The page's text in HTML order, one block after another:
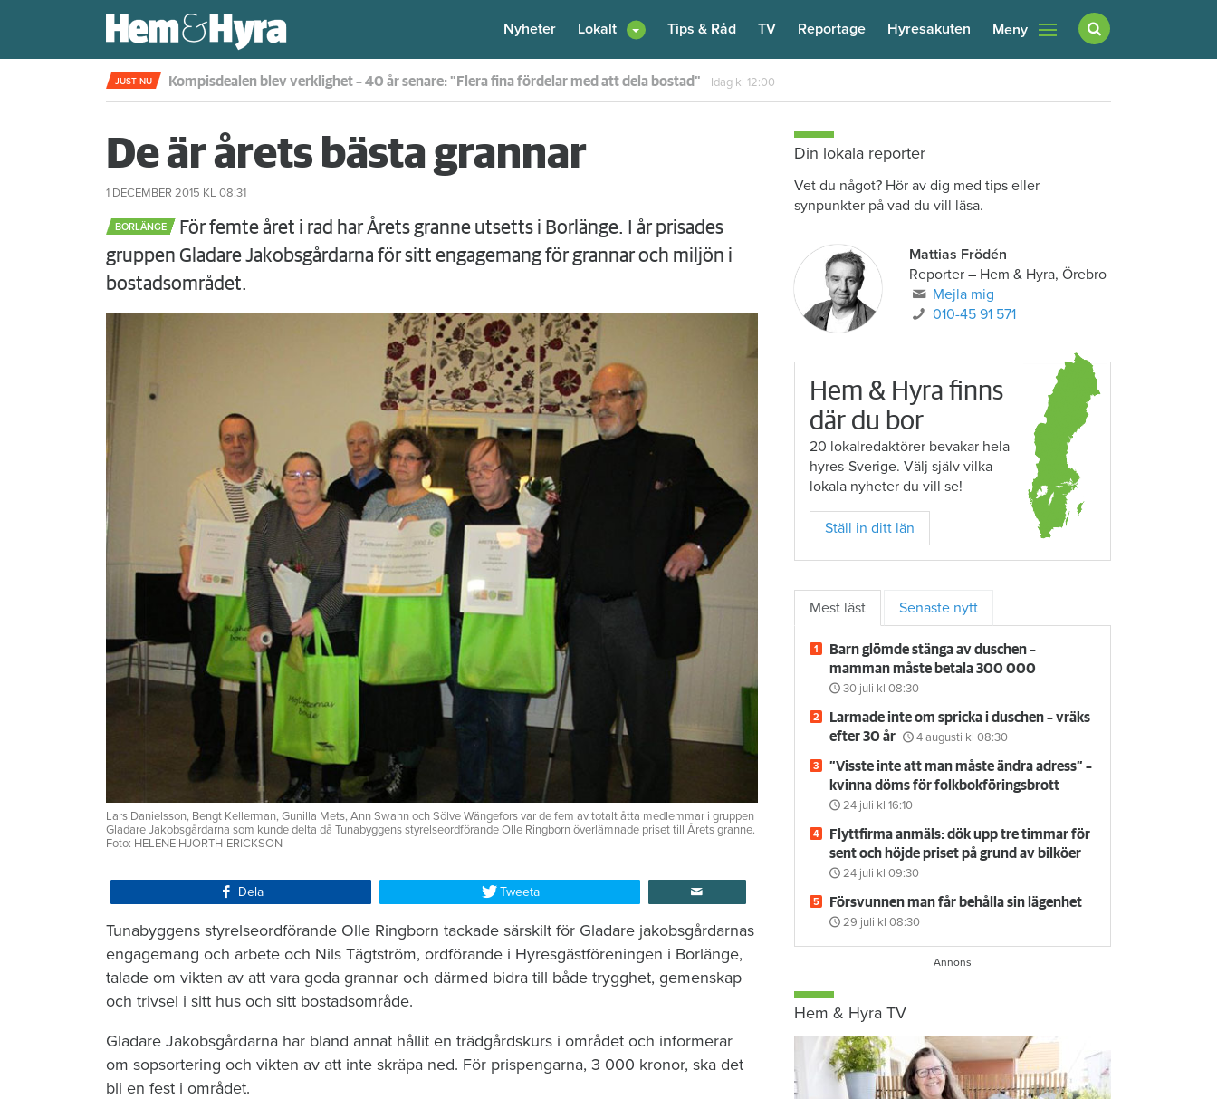
Nyheter Lokalt Tips & Råd TV Reportage Hyresakuten Meny
JUST NU Rökte inomhus och övergav lägenheten – nu kräver värden honom på 100 000 kronor Idag kl 10:30
De är årets bästa grannar
1 DECEMBER 2015 KL 08:31
BORLÄNGE
För femte året i rad har Årets granne utsetts i Borlänge. I år prisades
gruppen Gladare Jakobsgårdarna för sitt engagemang för grannar och miljön i
bostadsområdet.
Lars Danielsson, Bengt Kellerman, Gunilla Mets, Ann Swahn och Sölve Wängefors var de fem av totalt åtta medlemmar i gruppen
Gladare Jakobsgårdarna som kunde delta då Tunabyggens styrelseordförande Olle Ringborn överlämnade priset till Årets granne.
Foto: HELENE HJORTH-ERICKSON
Dela Tweeta
Tunabyggens styrelseordförande Olle Ringborn tackade särskilt för Gladare jakobsgårdarnas
engagemang och arbete och Nils Tägtström, ordförande i Hyresgästföreningen i Borlänge,
talade om vikten av att vara goda grannar och därmed bidra till både trygghet, gemenskap
och trivsel i sitt hus och sitt bostadsområde.
Gladare Jakobsgårdarna har bland annat hållit en trädgårdskurs i området och informerar
om sopsortering och vikten av att inte skräpa ned. För prispengarna, 3 000 kronor, ska det
bli en fest i området.
Din lokala reporter
Vet du något? Hör av dig med tips eller
synpunkter på vad du vill läsa.
Mattias Frödén
Reporter– Hem & Hyra, Örebro
Mejla mig
010-45 91 571
Hem & Hyra finns
där du bor
20 lokalredaktörer bevakar hela
hyres-Sverige. Välj själv vilka
lokala nyheter du vill se!
Ställ in ditt län
Mest läst Senaste nytt
Barn glömde stänga av duschen –
mamman måste betala 300 000
30 juli kl 08:30
Larmade inte om spricka i duschen – vräks
efter 30 år
4 augusti kl 08:30
”Visste inte att man måste ändra adress” –
kvinna döms för folkbokföringsbrott
24 juli kl 16:10
Flyttfirma anmäls: dök upp tre timmar för
sent och höjde priset på grund av bilköer
24 juli kl 09:30
Försvunnen man får behålla sin lägenhet
29 juli kl 08:30
Hem & Hyra TV